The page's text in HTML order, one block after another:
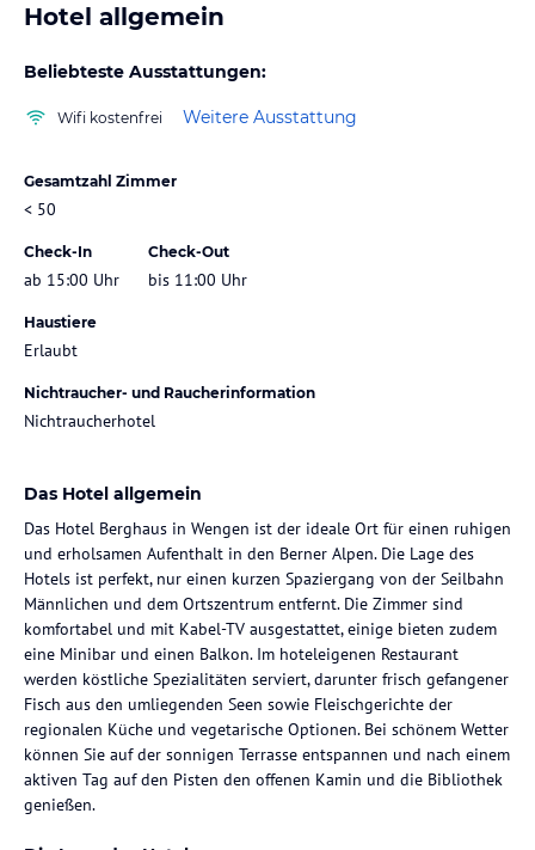
Hotel allgemein
Beliebteste Ausstattungen:
Wifi kostenfrei Weitere Ausstattung
Gesamtzahl Zimmer
< 50
Check-In
ab 15:00 Uhr
Check-Out
bis 11:00 Uhr
Haustiere
Erlaubt
Nichtraucher- und Raucherinformation
Nichtraucherhotel
Das Hotel allgemein
Das Hotel Berghaus in Wengen ist der ideale Ort für einen ruhigen
und erholsamen Aufenthalt in den Berner Alpen. Die Lage des
Hotels ist perfekt, nur einen kurzen Spaziergang von der Seilbahn
Männlichen und dem Ortszentrum entfernt. Die Zimmer sind
komfortabel und mit Kabel-TV ausgestattet, einige bieten zudem
eine Minibar und einen Balkon. Im hoteleigenen Restaurant
werden köstliche Spezialitäten serviert, darunter frisch gefangener
Fisch aus den umliegenden Seen sowie Fleischgerichte der
regionalen Küche und vegetarische Optionen. Bei schönem Wetter
können Sie auf der sonnigen Terrasse entspannen und nach einem
aktiven Tag auf den Pisten den offenen Kamin und die Bibliothek
genießen.